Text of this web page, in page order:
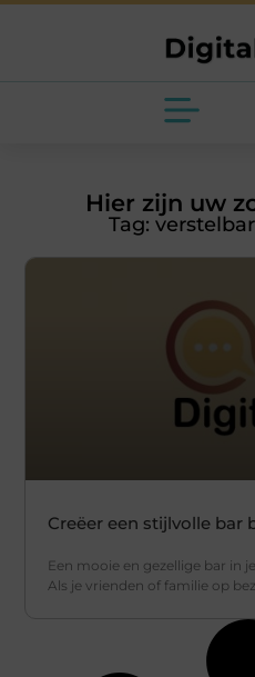
Hier zijn uw
Tag:
Creëer een stijlvolle bar
Een mooie en gezellige bar in
Als je vrienden of familie op